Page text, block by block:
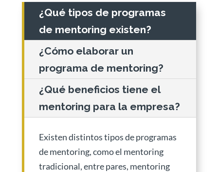
¿Qué tipos de programas
de mentoring existen?
¿Cómo elaborar un
programa de mentoring?
¿Qué beneficios tiene el
mentoring para la empresa?
Existen distintos tipos de programas
de mentoring, como el mentoring
tradicional, entre pares, mentoring